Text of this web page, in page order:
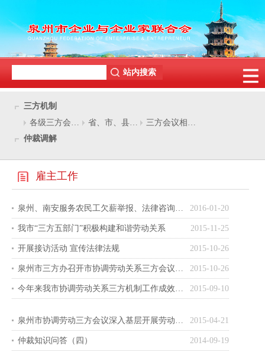
三方机制
各级三方会议动态
省、市、县三方会议机构
三方会议相关资料
仲裁调解
雇主工作
2016-01-20
泉州、南安服务农民工欠薪举报、法律咨询活动在梅山举行
2015-11-25
我市“三方五部门”积极构建和谐劳动关系
2015-10-26
开展接访活动 宣传法律法规
2015-10-26
泉州市三方办召开市协调劳动关系三方会议第二十九次会议
2015-09-10
今年来我市协调劳动关系三方机制工作成效明显
2015-04-21
泉州市协调劳动三方会议深入基层开展劳动法律法规咨询和接访活动
2014-09-19
仲裁知识问答（四）